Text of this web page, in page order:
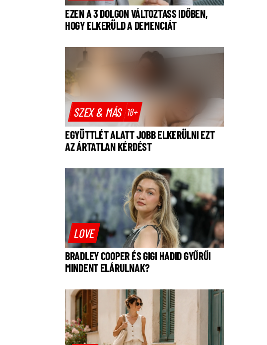
EZEN A 3 DOLGON VÁLTOZTASS IDŐBEN,
HOGY ELKERÜLD A DEMENCIÁT
SZEX & MÁS 18+
EGYÜTTLÉT ALATT JOBB ELKERÜLNI EZT
AZ ÁRTATLAN KÉRDÉST
LOVE
BRADLEY COOPER ÉS GIGI HADID GYŰRŰI
MINDENT ELÁRULNAK?